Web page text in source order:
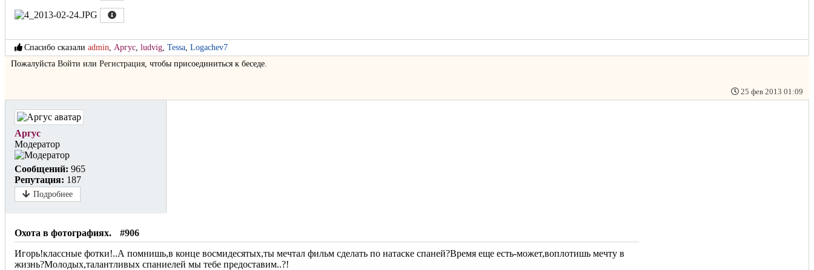
Спасибо сказали admin, Аргус, ludvig, Tessa, Logachev7
Пожалуйста Войти или Регистрация, чтобы присоединиться к беседе.
25 фев 2013 01:09
Не в сети
Аргус
Модератор
Сообщений: 965
Репутация: 187
Подробнее
Охота в фотографиях.
#906
Игорь!классные фотки!..А помнишь,в конце восмидесятых,ты мечтал фильм сделать по натаске спаней?Время еще есть-может,воплотишь мечту в
жизнь?Молодых,талантливых спаниелей мы тебе предоставим..?!